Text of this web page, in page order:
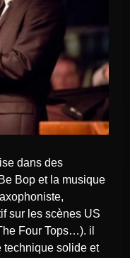
Bop et la musique
sur les scènes US
Four Tops…). il
technique solide et